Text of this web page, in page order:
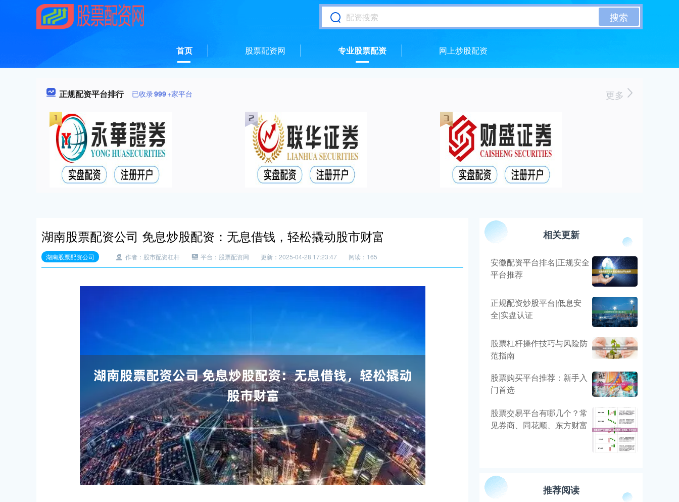
搜索
首页 股票配资网 专业股票配资 网上炒股配资
正规配资平台排行 已收录999+家平台 更多
湖南股票配资公司 免息炒股配资：无息借钱，轻松撬动股市财富
湖南股票配资公司 作者：股市配资杠杆 平台：股票配资网 更新：2025-04-28 17:23:47 阅读：165
相关更新
安徽配资平台排名|正规安全
平台推荐
正规配资炒股平台|低息安
全|实盘认证
股票杠杆操作技巧与风险防
范指南
股票购买平台推荐：新手入
门首选
股票交易平台有哪几个？常
见券商、同花顺、东方财富
推荐阅读